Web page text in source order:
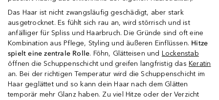
Das Haar ist nicht zwangsläufig geschädigt, aber stark
ausgetrocknet. Es fühlt sich rau an, wird störrisch und ist
anfälliger für Spliss und Haarbruch. Die Gründe sind oft eine
Kombination aus Pflege, Styling und äußeren Einflüssen. Hitze
spielt eine zentrale Rolle. Föhn, Glätteisen und Lockenstab
öffnen die Schuppenschicht und greifen langfristig dasKeratin
an. Bei der richtigen Temperatur wird die Schuppenschicht im
Haar geglättet und so kann dein Haar nach dem Glätten
temporär mehr Glanz haben. Zu viel Hitze oder der Verzicht